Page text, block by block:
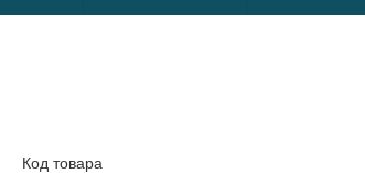
Код товара